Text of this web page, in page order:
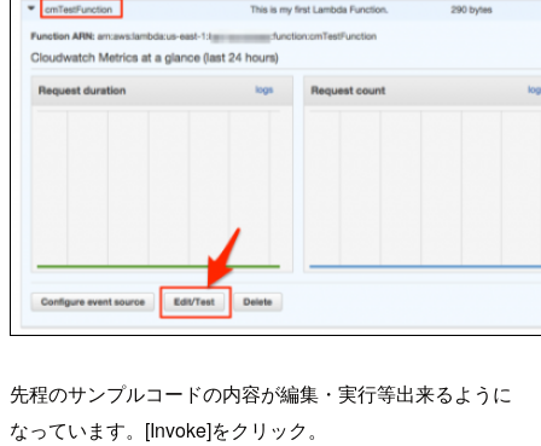
先程のサンプルコードの内容が編集・実行等出来るように
なっています。[Invoke]をクリック。